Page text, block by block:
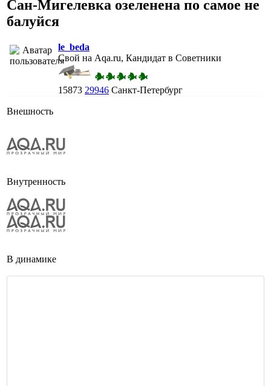
Сан-Мигелевка озеленена по самое не
балуйся
le_beda
Свой на Aqa.ru, Кандидат в Советники
15873 29946 Санкт-Петербург
Внешность
Внутренность
В динамике